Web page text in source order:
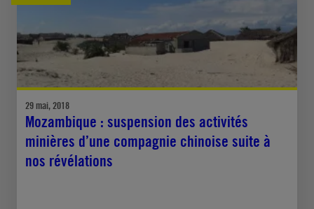
29 mai, 2018
Mozambique : suspension des activités
minières d’une compagnie chinoise suite à
nos révélations